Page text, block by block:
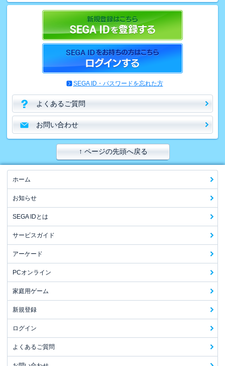
SEGA ID・パスワードを忘れた方
よくあるご質問
お問い合わせ
↑ ページの先頭へ戻る
ホーム
お知らせ
SEGA IDとは
サービスガイド
アーケード
PCオンライン
家庭用ゲーム
新規登録
ログイン
よくあるご質問